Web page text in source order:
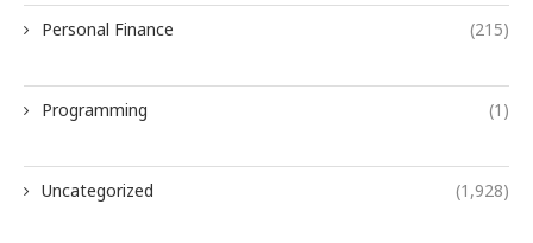
Personal Finance (215)
Programming (1)
Uncategorized (1,928)